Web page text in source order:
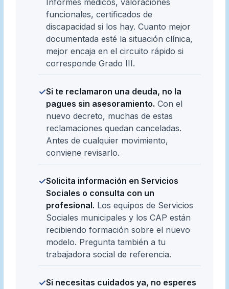
Informes médicos, valoraciones
funcionales, certificados de
discapacidad si los hay. Cuanto mejor
documentada esté la situación clínica,
mejor encaja en el circuito rápido si
corresponde Grado III.
✓Si te reclamaron una deuda, no la
pagues sin asesoramiento. Con el
nuevo decreto, muchas de estas
reclamaciones quedan canceladas.
Antes de cualquier movimiento,
conviene revisarlo.
✓Solicita información en Servicios
Sociales o consulta con un
profesional. Los equipos de Servicios
Sociales municipales y los CAP están
recibiendo formación sobre el nuevo
modelo. Pregunta también a tu
trabajadora social de referencia.
✓Si necesitas cuidados ya, no esperes